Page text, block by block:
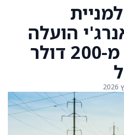
הועלה
ל-215 דולר מ-200 דולר